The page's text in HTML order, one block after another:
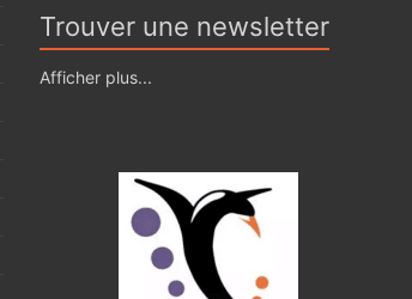
Trouver une newsletter
Afficher plus...